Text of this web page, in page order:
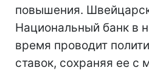
повышения.
Национальный банк в
время проводит
ставок, сохраняя ее с